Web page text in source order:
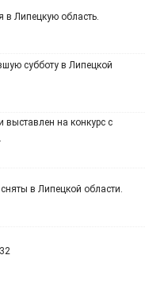
в Липецкую область.
субботу в Липецкой
на конкурс с
в Липецкой области.